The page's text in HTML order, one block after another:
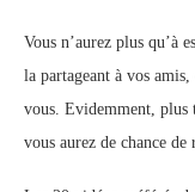
Vous n’aurez plus qu’à
la partageant à vos
vous. Evidemment, plus
vous aurez de chance